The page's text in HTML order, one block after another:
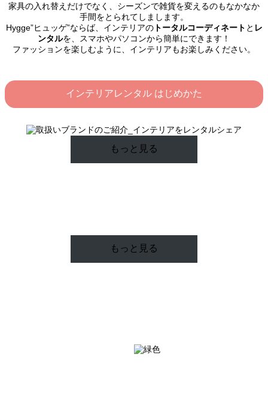
家具の入れ替えだけでなく、シーズンで雑貨を変えるのもなかなか
手間をとられてしまします。
Hygge”ヒュッゲ”ならば、インテリアのトータルコーディネート と レ
ンタルを、スマホやパソコンから簡単にできます！
ファッションを楽しむように、インテリアもお楽しみください。
インテリアレンタル はじめかた
もっと見る
もっと見る